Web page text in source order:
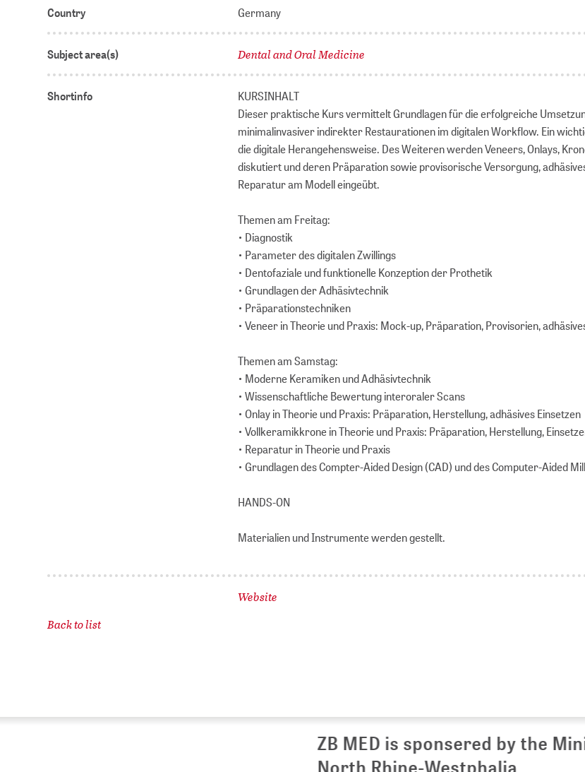
Country Germany
Subject area(s) Dental and Oral Medicine
Shortinfo
KURSINHALT
Dieser praktische Kurs vermittelt Grundlagen für die erfolgreiche
minimalinvasiver indirekter Restaurationen im digitalen Workflow. Ein
die digitale Herangehensweise. Des Weiteren werden Veneers, Onlays,
diskutiert und deren Präparation sowie provisorische Versorgung,
Reparatur am Modell eingeübt.
Themen am Freitag:
• Diagnostik
• Parameter des digitalen Zwillings
• Dentofaziale und funktionelle Konzeption der Prothetik
• Grundlagen der Adhäsivtechnik
• Präparationstechniken
• Veneer in Theorie und Praxis: Mock-up, Präparation, Provisorien,
Themen am Samstag:
• Moderne Keramiken und Adhäsivtechnik
• Wissenschaftliche Bewertung interoraler Scans
• Onlay in Theorie und Praxis: Präparation, Herstellung, adhäsives Einsetzen
• Vollkeramikkrone in Theorie und Praxis: Präparation, Herstellung,
• Reparatur in Theorie und Praxis
• Grundlagen des Compter-Aided Design (CAD) und des Computer-Aided
HANDS-ON
Materialien und Instrumente werden gestellt.
Website
Back to list
ZB MED is sponsered by the
North Rhine-Westphalia